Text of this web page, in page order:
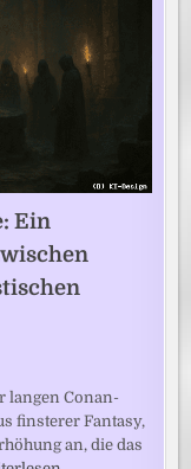
Ein
langen Conan-
finsterer Fantasy,
an, die das